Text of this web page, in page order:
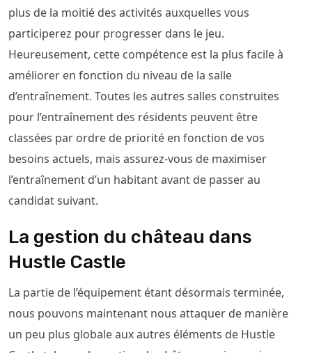
plus de la moitié des activités auxquelles vous
participerez pour progresser dans le jeu.
Heureusement, cette compétence est la plus facile à
améliorer en fonction du niveau de la salle
d’entraînement. Toutes les autres salles construites
pour l’entraînement des résidents peuvent être
classées par ordre de priorité en fonction de vos
besoins actuels, mais assurez-vous de maximiser
l’entraînement d’un habitant avant de passer au
candidat suivant.
La gestion du château dans
Hustle Castle
La partie de l’équipement étant désormais terminée,
nous pouvons maintenant nous attaquer de manière
un peu plus globale aux autres éléments de Hustle